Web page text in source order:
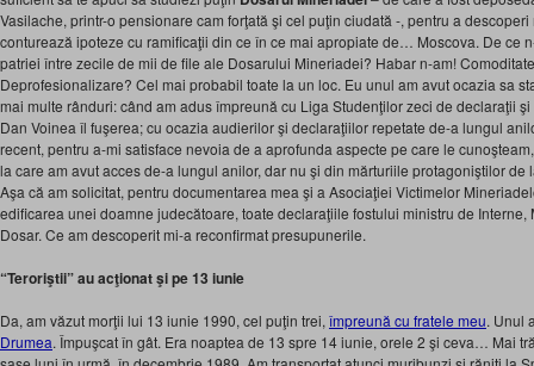
Vasilache, printr-o pensionare cam forţată şi cel puţin ciudată -, pentru a
conturează ipoteze cu ramificaţii din ce în ce mai apropiate de… Moscova. De ce
patriei între zecile de mii de file ale Dosarului Mineriadei? Habar n-am!
Deprofesionalizare? Cel mai probabil toate la un loc. Eu unul am avut ocazia sa
mai multe rânduri: când am adus împreună cu Liga Studenţilor zeci de declaraţii
Dan Voinea îl fuşerea; cu ocazia audierilor şi declaraţiilor repetate de-a lungul
recent, pentru a-mi satisface nevoia de a aprofunda aspecte pe care le
la care am avut acces de-a lungul anilor, dar nu şi din mărturiile protagoniştilor
Aşa că am solicitat, pentru documentarea mea şi a Asociaţiei Victimelor
edificarea unei doamne judecătoare, toate declaraţiile fostului ministru de
Dosar. Ce am descoperit mi-a reconfirmat presupunerile.
“Teroriştii” au acţionat şi pe 13 iunie
Da, am văzut morţii lui 13 iunie 1990, cel puţin trei, împreună cu fratele meu. Unul
Drumea. Împuşcat în gât. Era noaptea de 13 spre 14 iunie, orele 2 şi ceva… Mai